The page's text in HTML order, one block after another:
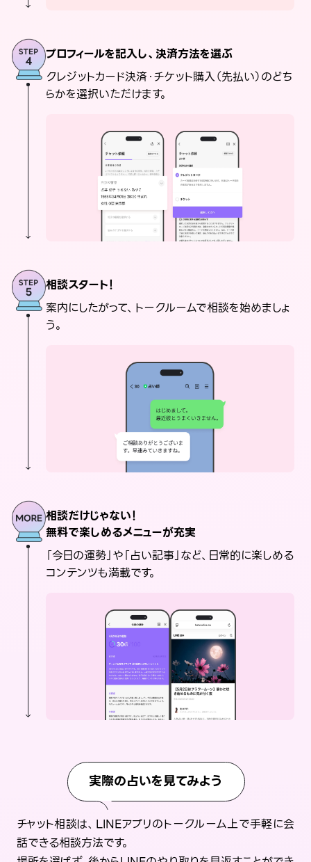
プロフィールを記入し、決済方法を選ぶ
クレジットカード決済・チケット購入（先払い）のどち
らかを選択いただけます。
相談スタート！
案内にしたがって、トークルームで相談を始めましょ
う。
相談だけじゃない！
無料で楽しめるメニューが充実
「今日の運勢」や「占い記事」など、日常的に楽しめる
コンテンツも満載です。
実際の占いを見てみよう
チャット相談は、LINEアプリのトークルーム上で手軽に会
話できる相談方法です。